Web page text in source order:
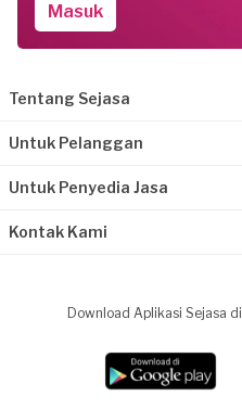
Masuk
Tentang Sejasa
Untuk Pelanggan
Untuk Penyedia Jasa
Kontak Kami
Download Aplikasi Sejasa di